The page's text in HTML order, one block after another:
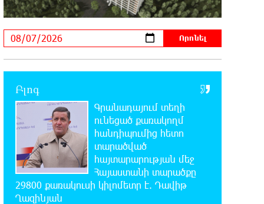
Օգոստոսի 7-ին, 10-ին, 11-ին, 12-ին
տեղի ունեցած ջրհեղեղների
հետևանքով զոհերի թիվը հասել է 97-ի
0:10:04 7-08-2026
Օգոստոսի 7-ին
ժամանակավորապես կդադարեցվի
մի շարք հասցեների էլեկտրամատակարարում
Բլոգ
Գրանադայում տեղի
ունեցած քառակողմ
հանդիպումից հետո
տարածված
հայտարարության մեջ
Հայաստանի տարածքը
29800 քառակուսի կիլոմետր է. Դավիթ
Ղազինյան